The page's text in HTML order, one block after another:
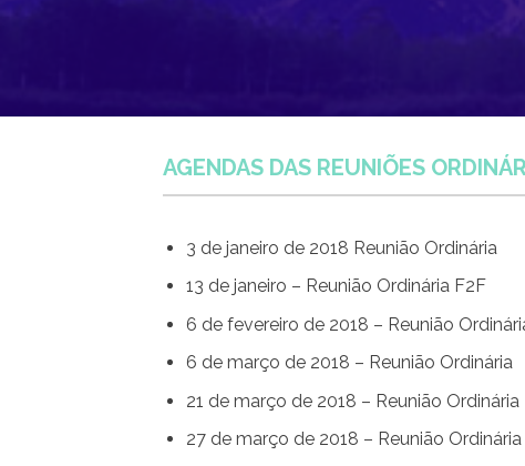
AGENDAS DAS REUNIÕES
3 de janeiro de 2018 Reunião Ordinária
13 de janeiro – Reunião Ordinária F2F
6 de fevereiro de 2018 – Reunião
6 de março de 2018 – Reunião Ordinária
21 de março de 2018 – Reunião Ordinária
27 de março de 2018 – Reunião Ordinária